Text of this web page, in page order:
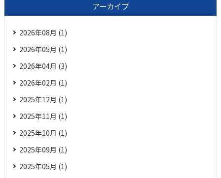
アーカイブ
2026年08月 (1)
2026年05月 (1)
2026年04月 (3)
2026年02月 (1)
2025年12月 (1)
2025年11月 (1)
2025年10月 (1)
2025年09月 (1)
2025年05月 (1)